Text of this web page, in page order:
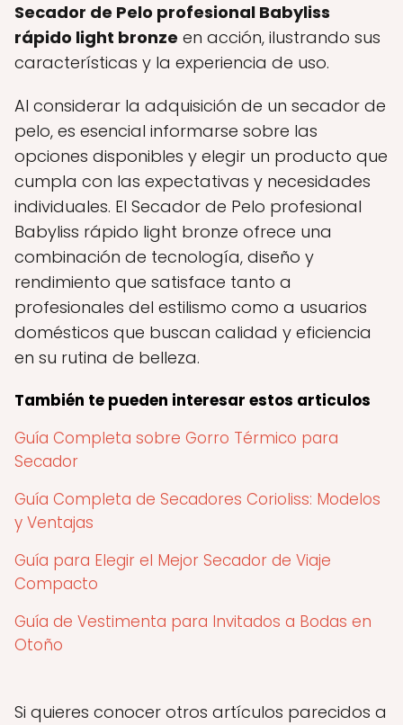
Secador de Pelo profesional Babyliss
rápido light bronze en acción, ilustrando sus
características y la experiencia de uso.
Al considerar la adquisición de un secador de
pelo, es esencial informarse sobre las
opciones disponibles y elegir un producto que
cumpla con las expectativas y necesidades
individuales. El Secador de Pelo profesional
Babyliss rápido light bronze ofrece una
combinación de tecnología, diseño y
rendimiento que satisface tanto a
profesionales del estilismo como a usuarios
domésticos que buscan calidad y eficiencia
en su rutina de belleza.
También te pueden interesar estos articulos
Guía Completa sobre Gorro Térmico para
Secador
Guía Completa de Secadores Corioliss: Modelos
y Ventajas
Guía para Elegir el Mejor Secador de Viaje
Compacto
Guía de Vestimenta para Invitados a Bodas en
Otoño
Si quieres conocer otros artículos parecidos a